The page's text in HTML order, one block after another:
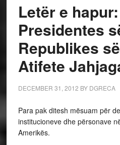
Letër e hapur:
Presidentes
Republikes
Atifete
DECEMBER 31, 2012 BY DGRECA
Para pak ditesh mësuam për
institucioneve dhe përsonave
Amerikës.